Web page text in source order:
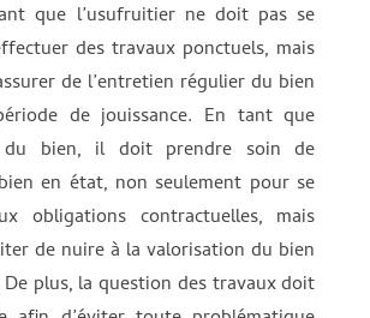
que l’usufruitier ne doit pas se
des travaux ponctuels, mais
de l’entretien régulier du bien
de jouissance. En tant que
du bien, il doit prendre soin de
en état, non seulement pour se
obligations contractuelles, mais
de nuire à la valorisation du bien
plus, la question des travaux doit